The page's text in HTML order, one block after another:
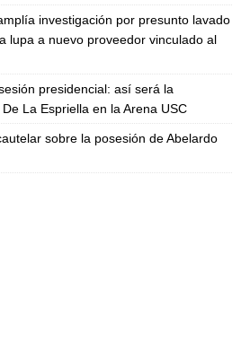
investigación por presunto lavado
lupa a nuevo proveedor vinculado al
presidencial: así será la
La Espriella en la Arena USC
sobre la posesión de Abelardo